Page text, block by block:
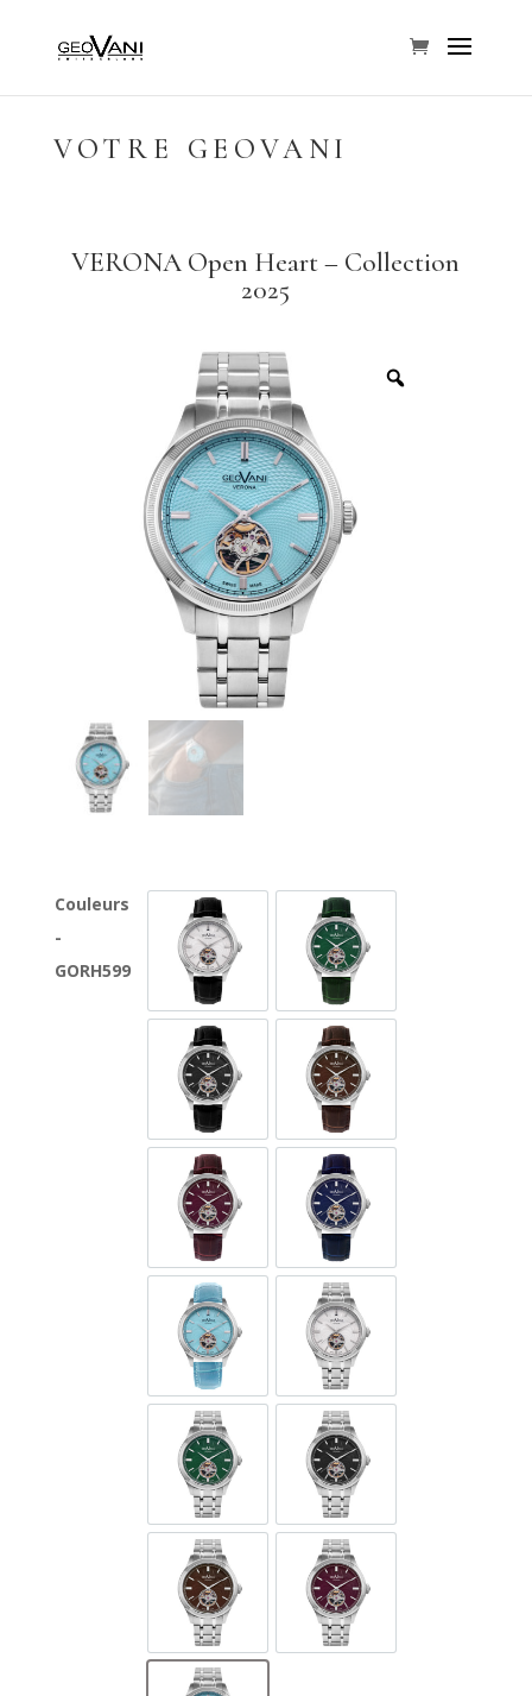
VOTRE GEOVANI
VERONA Open Heart – Collection
2025
Couleurs
-
GORH599
GORH599-SL-1 GORH599-SL-12
GORH599-SL-3 GORH599-SL-4
GORH599-SL-5 GORH599-SL-9
GORH599-SL-9AGORH599-SS-1
GORH599-SS-12GORH599-SS-3
GORH599-SS-4 GORH599-SS-5